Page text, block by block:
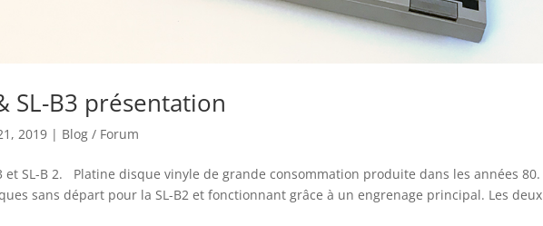
SL-B3 présentation
2019 | Blog / Forum
et SL-B 2. Platine disque vinyle de grande consommation produite dans les années 80.
sans départ pour la SL-B2 et fonctionnant grâce à un engrenage principal. Les deux